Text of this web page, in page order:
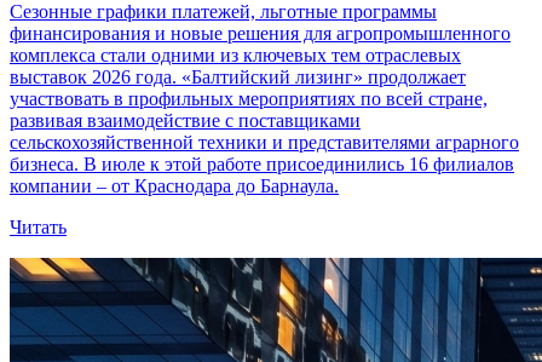
Сезонные графики платежей, льготные программы
финансирования и новые решения для агропромышленного
комплекса стали одними из ключевых тем отраслевых
выставок 2026 года. «Балтийский лизинг» продолжает
участвовать в профильных мероприятиях по всей стране,
развивая взаимодействие с поставщиками
сельскохозяйственной техники и представителями аграрного
бизнеса. В июле к этой работе присоединились 16 филиалов
компании – от Краснодара до Барнаула.
Читать